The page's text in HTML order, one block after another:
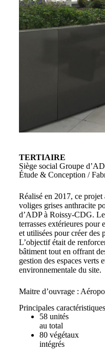
TERTIAIRE
Siège social Groupe
Étude & Conception /
Réalisé en 2017, ce
voliges grises anthracite
d’ADP à Roissy-CDG.
terrasses extérieures pour
et utilisées pour créer des
L’objectif était de
bâtiment tout en offrant
gestion des espaces verts
environnementale du site.
Maitre d’ouvrage :
Principales caractéristiques
58 unités
au total
80 végétaux
intégrés